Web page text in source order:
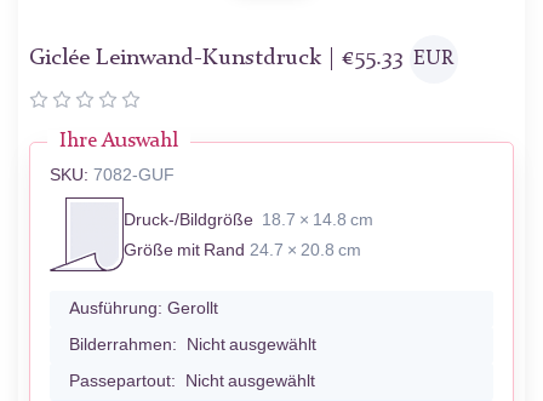
Giclée Leinwand-Kunstdruck | €55.33 EUR
Ihre Auswahl
SKU: 7082-GUF
Druck-/Bildgröße 18.7 × 14.8 cm
Größe mit Rand 24.7 × 20.8 cm
Ausführung: Gerollt
Bilderrahmen: Nicht ausgewählt
Passepartout: Nicht ausgewählt